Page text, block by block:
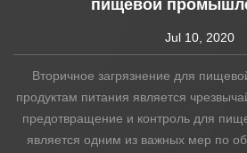
Решение
Проекты
Аналитика
пищевой
Jul 10, 2020
Вторичное загрязнение для
продуктам питания является
предотвращение и контроль для
является одним из важных мер по